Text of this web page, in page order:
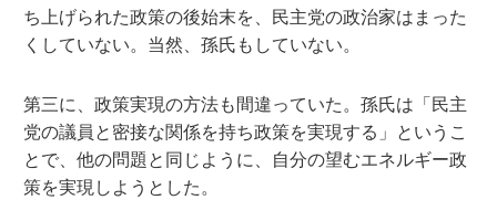
ち上げられた政策の後始末を、民主党の政治家はまった
くしていない。当然、孫氏もしていない。
第三に、政策実現の方法も間違っていた。孫氏は「民主
党の議員と密接な関係を持ち政策を実現する」というこ
とで、他の問題と同じように、自分の望むエネルギー政
策を実現しようとした。